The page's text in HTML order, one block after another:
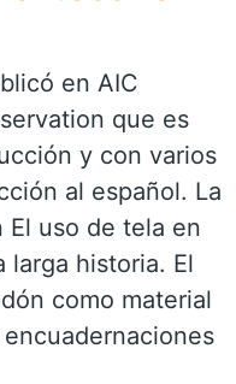
en AIC
que es
y con varios
al español. La
uso de tela en
larga historia. El
como material